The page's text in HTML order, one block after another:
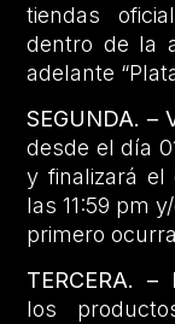
tiendas
dentro de la
adelante
SEGUNDA. –
desde el día
y finalizará
las 11:59 pm
primero
TERCERA. –
los